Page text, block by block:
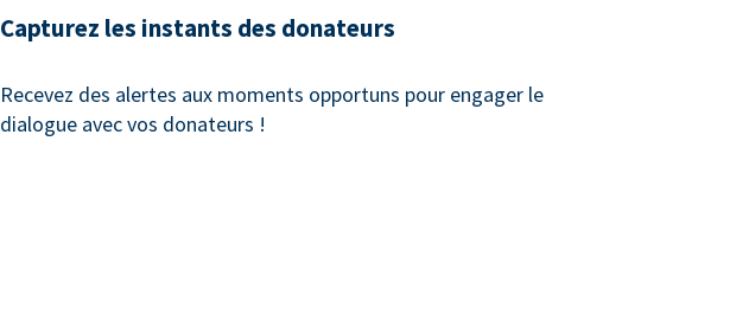
Capturez les instants des donateurs
Recevez des alertes aux moments opportuns pour engager le
dialogue avec vos donateurs !